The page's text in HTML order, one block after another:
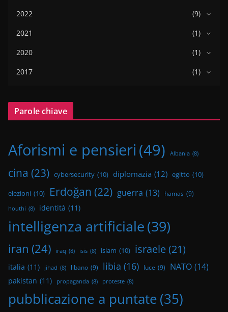
2022
(9)
2021
(1)
2020
(1)
2017
(1)
Parole chiave
Aforismi e pensieri (49) Albania (8)
cina (23) cybersecurity (10) diplomazia (12) egitto (10)
elezioni (10) Erdoğan (22) guerra (13) hamas (9)
houthi (8) identità (11)
intelligenza artificiale(39)
iran (24) iraq (8) isis (8) islam (10) israele(21)
italia (11) jihad (8) libano (9) libia (16) luce (9) NATO (14)
pakistan (11) propaganda (8) proteste (8)
pubblicazione a puntate(35)